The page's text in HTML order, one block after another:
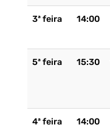
3ª feira 14:00
5ª feira 15:30
4ª feira 14:00